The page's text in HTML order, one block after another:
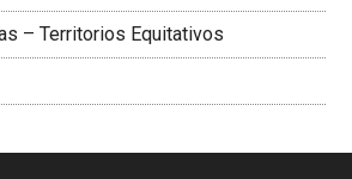
– Territorios Equitativos